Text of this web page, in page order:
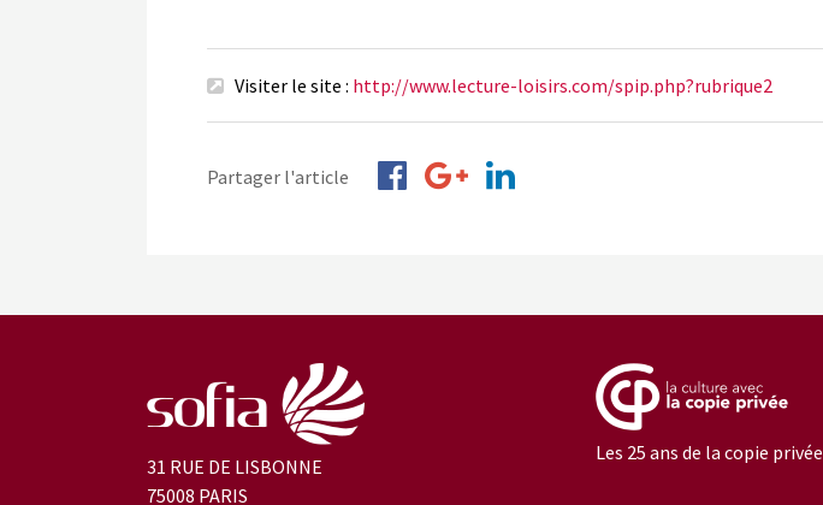
Visiter le site : http://www.lecture-loisirs.com/spip.php?rubrique2
Partager l'article
31 RUE DE LISBONNE
75008 PARIS
Les 25 ans de la copie privée